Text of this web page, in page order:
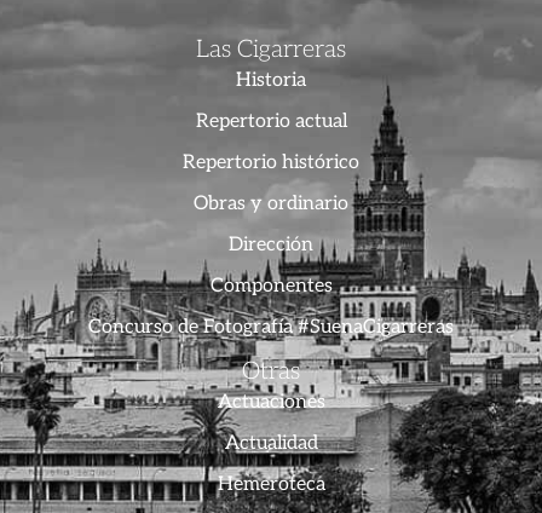
Las Cigarreras
Historia
Repertorio actual
Repertorio histórico
Obras y ordinario
Dirección
Componentes
Concurso de Fotografía #SuenaCigarreras
Otras
Actuaciones
Actualidad
Hemeroteca